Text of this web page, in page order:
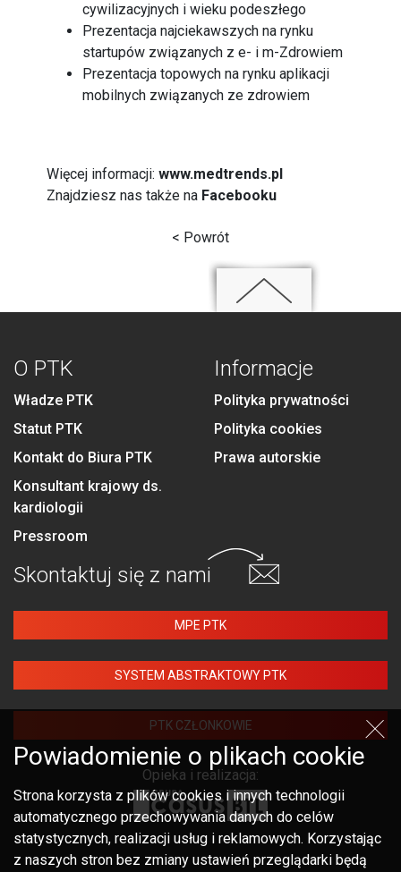
cywilizacyjnych i wieku podeszłego
Prezentacja najciekawszych na rynku
startupów związanych z e- i m-Zdrowiem
Prezentacja topowych na rynku aplikacji
mobilnych związanych ze zdrowiem
Więcej informacji:www.medtrends.pl
Znajdziesz nas także na Facebooku
< Powrót
O PTK
Władze PTK
Statut PTK
Kontakt do Biura PTK
Konsultant krajowy ds.
kardiologii
Pressroom
Informacje
Polityka prywatności
Polityka cookies
Prawa autorskie
Skontaktuj się z nami
MPE PTK
SYSTEM ABSTRAKTOWY PTK
PTK CZŁONKOWIE
Opieka i realizacja:
Powiadomienie o plikach cookie
Strona korzysta z plików cookies i innych technologii
automatycznego przechowywania danych do celów
statystycznych, realizacji usług i reklamowych. Korzystając
z naszych stron bez zmiany ustawień przeglądarki będą